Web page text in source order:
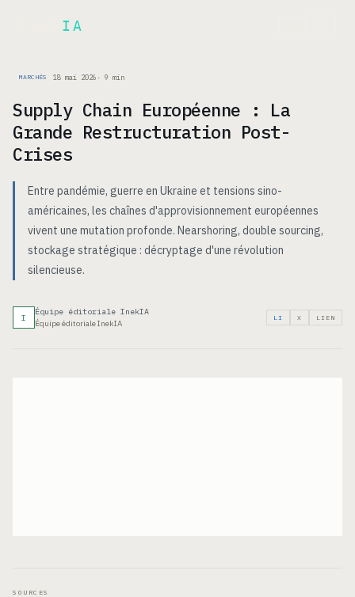
IA
MARCHÉS 18 mai 2026 · 9 min
Supply Chain Européenne : La
Grande Restructuration Post-
Crises
Entre pandémie, guerre en Ukraine et tensions sino-
américaines, les chaînes d'approvisionnement européennes
vivent une mutation profonde. Nearshoring, double sourcing,
stockage stratégique : décryptage d'une révolution
silencieuse.
I
Équipe éditoriale InekIA
Équipe éditoriale InekIA
LI X LIEN
SOURCES